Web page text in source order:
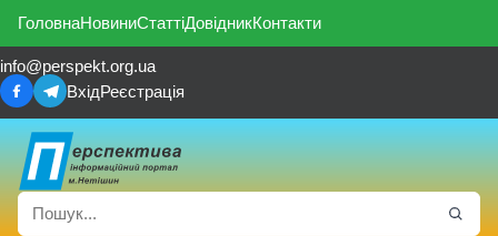
ГоловнаНовиниСтаттіДовідникКонтакти
info@perspekt.org.ua
ВхідРеєстрація